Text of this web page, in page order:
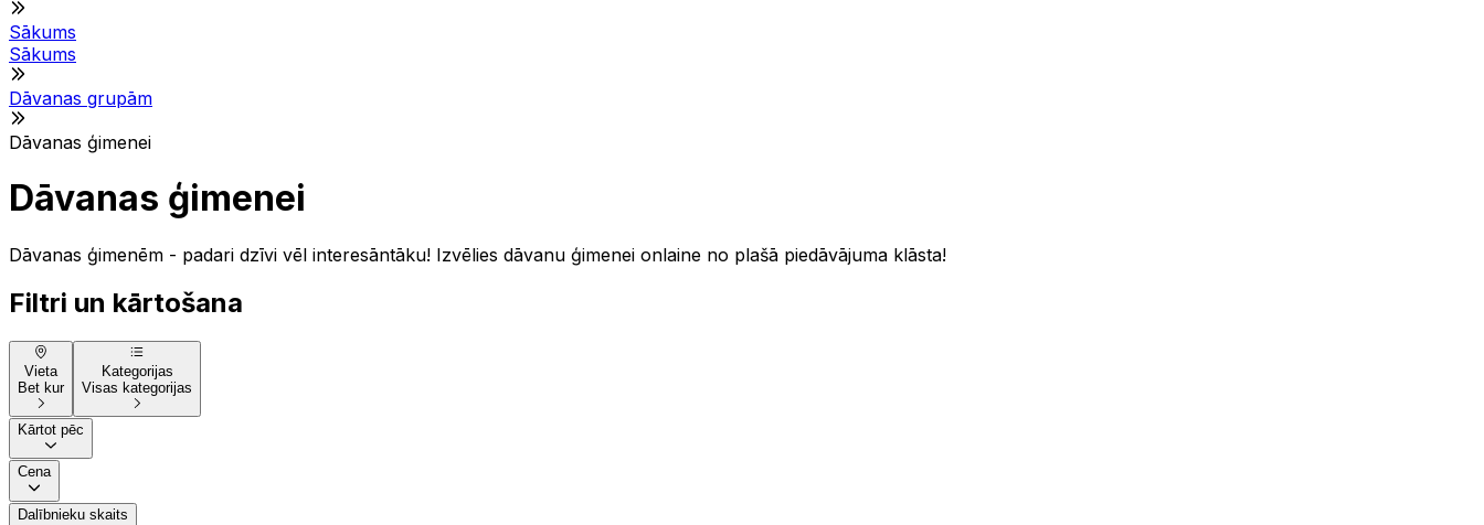
Sākums
Sākums
Dāvanas grupām
Dāvanas ģimenei
Dāvanas ģimenei
Dāvanas ģimenēm - padari dzīvi vēl interesāntāku! Izvēlies dāvanu ģimenei onlaine no plašā piedāvājuma klāsta!
Filtri un kārtošana
Vieta
Bet kur
Kategorijas
Visas kategorijas
Kārtot pēc
Cena
Dalībnieku skaits